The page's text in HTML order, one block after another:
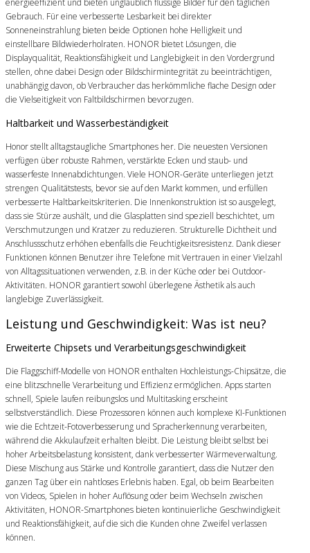
Gebrauch. Für eine verbesserte Lesbarkeit bei direkter
Sonneneinstrahlung bieten beide Optionen hohe Helligkeit und
einstellbare Bildwiederholraten. HONOR bietet Lösungen, die
Displayqualität, Reaktionsfähigkeit und Langlebigkeit in den Vordergrund
stellen, ohne dabei Design oder Bildschirmintegrität zu beeinträchtigen,
unabhängig davon, ob Verbraucher das herkömmliche flache Design oder
die Vielseitigkeit von Faltbildschirmen bevorzugen.
Haltbarkeit und Wasserbeständigkeit
Honor stellt alltagstaugliche Smartphones her. Die neuesten Versionen
verfügen über robuste Rahmen, verstärkte Ecken und staub- und
wasserfeste Innenabdichtungen. Viele HONOR-Geräte unterliegen jetzt
strengen Qualitätstests, bevor sie auf den Markt kommen, und erfüllen
verbesserte Haltbarkeitskriterien. Die Innenkonstruktion ist so ausgelegt,
dass sie Stürze aushält, und die Glasplatten sind speziell beschichtet, um
Verschmutzungen und Kratzer zu reduzieren. Strukturelle Dichtheit und
Anschlussschutz erhöhen ebenfalls die Feuchtigkeitsresistenz. Dank dieser
Funktionen können Benutzer ihre Telefone mit Vertrauen in einer Vielzahl
von Alltagssituationen verwenden, z.B. in der Küche oder bei Outdoor-
Aktivitäten. HONOR garantiert sowohl überlegene Ästhetik als auch
langlebige Zuverlässigkeit.
Leistung und Geschwindigkeit: Was ist neu?
Erweiterte Chipsets und Verarbeitungsgeschwindigkeit
Die Flaggschiff-Modelle von HONOR enthalten Hochleistungs-Chipsätze, die
eine blitzschnelle Verarbeitung und Effizienz ermöglichen. Apps starten
schnell, Spiele laufen reibungslos und Multitasking erscheint
selbstverständlich. Diese Prozessoren können auch komplexe KI-Funktionen
wie die Echtzeit-Fotoverbesserung und Spracherkennung verarbeiten,
während die Akkulaufzeit erhalten bleibt. Die Leistung bleibt selbst bei
hoher Arbeitsbelastung konsistent, dank verbesserter Wärmeverwaltung.
Diese Mischung aus Stärke und Kontrolle garantiert, dass die Nutzer den
ganzen Tag über ein nahtloses Erlebnis haben. Egal, ob beim Bearbeiten
von Videos, Spielen in hoher Auflösung oder beim Wechseln zwischen
Aktivitäten, HONOR-Smartphones bieten kontinuierliche Geschwindigkeit
und Reaktionsfähigkeit, auf die sich die Kunden ohne Zweifel verlassen
können.